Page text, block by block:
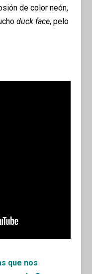
de color neón,
duck face, pelo
que nos